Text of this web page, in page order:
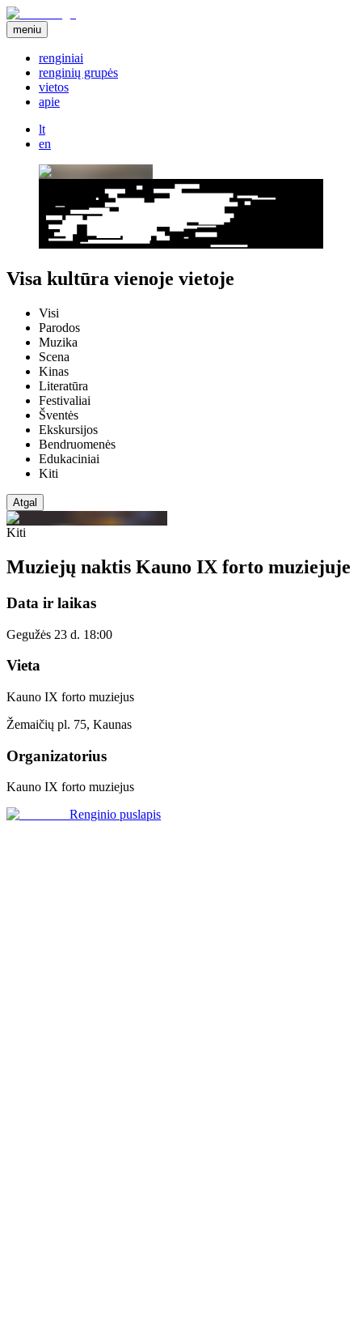
meniu
renginiai
renginių grupės
vietos
apie
lt
en
Visa kultūra vienoje vietoje
Visi
Parodos
Muzika
Scena
Kinas
Literatūra
Festivaliai
Šventės
Ekskursijos
Bendruomenės
Edukaciniai
Kiti
Atgal
Kiti
Muziejų naktis Kauno IX forto muziejuje
Data ir laikas
Gegužės 23 d. 18:00
Vieta
Kauno IX forto muziejus
Žemaičių pl. 75, Kaunas
Organizatorius
Kauno IX forto muziejus
Renginio puslapis